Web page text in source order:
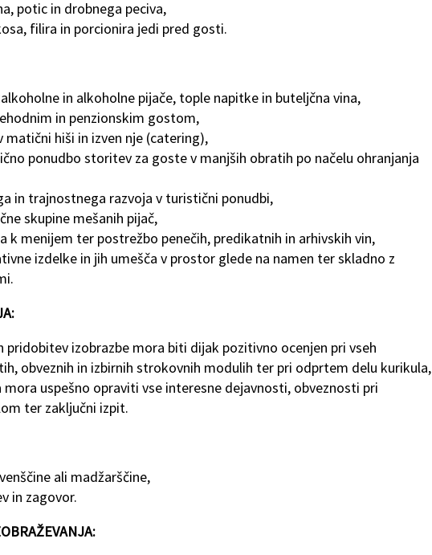
potic in drobnega peciva,
filira in porcionira jedi pred gosti.
in alkoholne pijače, tople napitke in buteljčna vina,
in penzionskim gostom,
hiši in izven nje (catering),
ponudbo storitev za goste v manjših obratih po načelu ohranjanja
in trajnostnega razvoja v turistični ponudbi,
skupine mešanih pijač,
k menijem ter postrežbo penečih, predikatnih in arhivskih vin,
izdelke in jih umešča v prostor glede na namen ter skladno z
pridobitev izobrazbe mora biti dijak pozitivno ocenjen pri vseh
obveznih in izbirnih strokovnih modulih ter pri odprtem delu kurikula,
uspešno opraviti vse interesne dejavnosti, obveznosti pri
ter zaključni izpit.
ali madžarščine,
in zagovor.